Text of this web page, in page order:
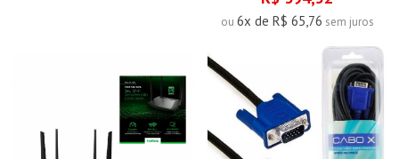
ou 6x de R$ 65,76 sem juros